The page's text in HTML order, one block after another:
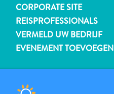
CORPORATE SITE
REISPROFESSIONALS
VERMELD UW BEDRIJF
EVENEMENT TOEVOEGEN